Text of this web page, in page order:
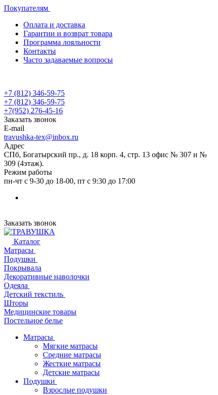
Покупателям
Оплата и доставка
Гарантии и возврат товара
Программа лояльности
Контакты
Часто задаваемые вопросы
+7 (812) 346-59-75
+7 (812) 346-59-75
+7(952) 276-45-16
Заказать звонок
E-mail
travushka-tex@inbox.ru
Адрес
СПб, Богатырский пр., д. 18 корп. 4, стр. 13 офис № 307 и №
309 (4этаж).
Режим работы
пн-чт с 9-30 до 18-00, пт с 9:30 до 17:00
Заказать звонок
Каталог
Матрасы
Подушки
Покрывала
Декоративные наволочки
Одеяла
Детский текстиль
Шторы
Медицинские товары
Постельное белье
Матрасы
Мягкие матрасы
Средние матрасы
Жесткие матрасы
Детские матрасы
Подушки
Взрослые подушки